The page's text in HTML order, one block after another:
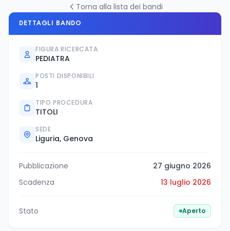
Torna alla lista dei bandi
DETTAGLI BANDO
FIGURA RICERCATA
PEDIATRA
POSTI DISPONIBILI
1
TIPO PROCEDURA
TITOLI
SEDE
Liguria, Genova
Pubblicazione
27 giugno 2026
Scadenza
13 luglio 2026
Stato Aperto